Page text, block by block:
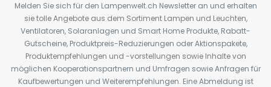
Melden Sie sich für den Lampenwelt.ch Newsletter an und erhalten
sie tolle Angebote aus dem Sortiment Lampen und Leuchten,
Ventilatoren, Solaranlagen und Smart Home Produkte, Rabatt-
Gutscheine, Produktpreis-Reduzierungen oder Aktionspakete,
Produktempfehlungen und -vorstellungen sowie Inhalte von
möglichen Kooperationspartnern und Umfragen sowie Anfragen für
Kaufbewertungen und Weiterempfehlungen. Eine Abmeldung ist